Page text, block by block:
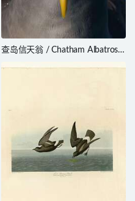
查岛信天翁 / Chatham Albatross